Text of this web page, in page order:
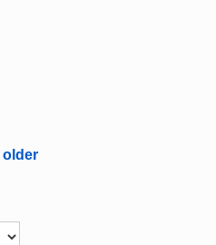
older